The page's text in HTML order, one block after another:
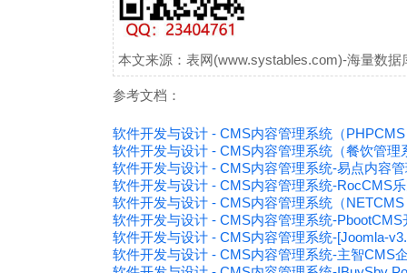
本文来源：表网(www.systables.com)-海量数
参考文档：
软件开发与设计 - CMS内容管理系统（
软件开发与设计 - CMS内容管理系统（餐饮管理
软件开发与设计 - CMS内容管理系统-易点内容
软件开发与设计 - CMS内容管理系统-RocCMS
软件开发与设计 - CMS内容管理系统（
软件开发与设计 - CMS内容管理系统-
软件开发与设计 - CMS内容管理系统-[Joomla-
软件开发与设计 - CMS内容管理系统-主智CMS